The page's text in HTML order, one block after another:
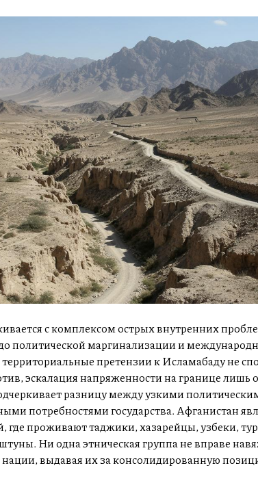
с комплексом острых внутренних
политической маргинализации и
претензии к Исламабаду не
эскалация напряженности на границе лишь
разницу между узкими
потребностями государства. Афганистан
где проживают таджики, хазарейцы, узбеки,
Ни одна этническая группа не вправе
выдавая их за консолидированную